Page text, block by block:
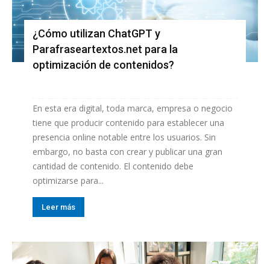
¿Cómo utilizan ChatGPT y
Parafraseartextos.net para la
optimización de contenidos?
En esta era digital, toda marca, empresa o negocio
tiene que producir contenido para establecer una
presencia online notable entre los usuarios. Sin
embargo, no basta con crear y publicar una gran
cantidad de contenido. El contenido debe
optimizarse para...
Leer más